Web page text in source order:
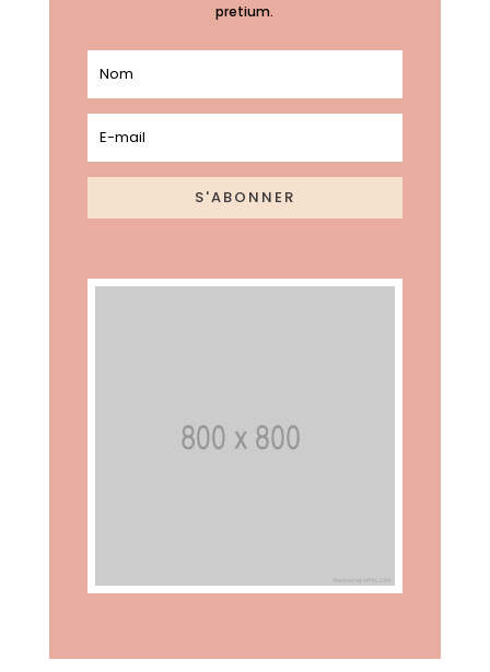
pretium.
S'ABONNER